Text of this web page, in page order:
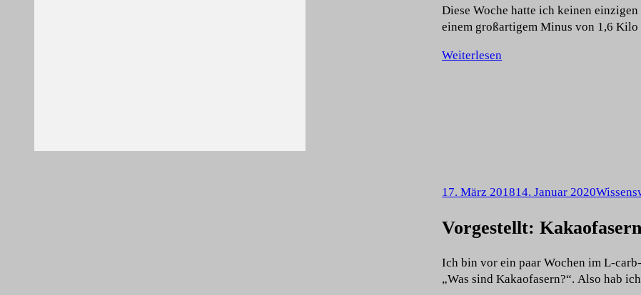
Diese Woche hatte ich keinen
einem großartigem Minus von 1,6
Weiterlesen
17. März 201814. Januar 2020
Vorgestellt: Kakaofasern
Ich bin vor ein paar Wochen im L-
„Was sind Kakaofasern?“. Also hab